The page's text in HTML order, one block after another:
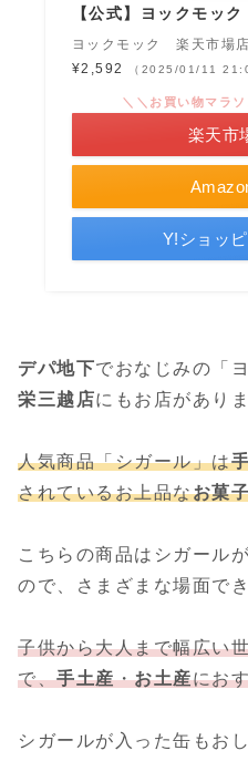
【公式】ヨックモッ
ヨックモック 楽天市場店
¥2,592
（2025/01/11
＼＼お買い物マラ
楽天市
Y!ショッ
デパ地下でおなじみの「
栄三越店にもお店がありま
人気商品「シガール」は
されているお上品なお菓
こちらの商品はシガール
ので、さまざまな場面でき
子供から大人まで幅広い
で、手土産・お土産にお
シガールが入った缶もお